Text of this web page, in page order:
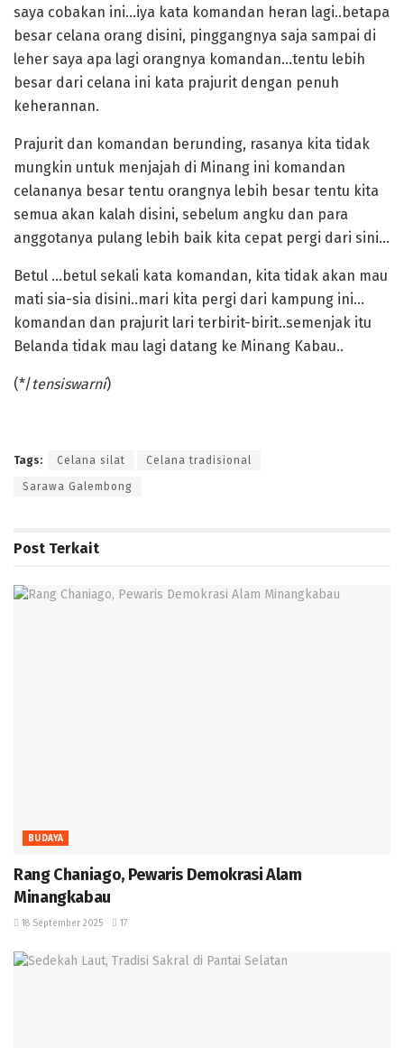
saya cobakan ini…iya kata komandan heran lagi..betapa
besar celana orang disini, pinggangnya saja sampai di
leher saya apa lagi orangnya komandan…tentu lebih
besar dari celana ini kata prajurit dengan penuh
keherannan.
‎Prajurit dan komandan berunding, rasanya kita tidak
mungkin untuk menjajah di Minang ini komandan
celananya besar tentu orangnya lebih besar tentu kita
semua akan kalah disini, sebelum angku dan para
anggotanya pulang lebih baik kita cepat pergi dari sini…
‎Betul …betul sekali kata komandan, kita tidak akan mau
mati sia-sia disini..mari kita pergi dari kampung ini…
komandan dan prajurit lari terbirit-birit..semenjak itu
Belanda tidak mau lagi datang ke Minang Kabau..
‎(*/tensiswarni)
Tags: Celana silat Celana tradisional
Sarawa Galembong
Post Terkait
BUDAYA
Rang Chaniago, Pewaris Demokrasi Alam
Minangkabau ‎
18 September 2025 17